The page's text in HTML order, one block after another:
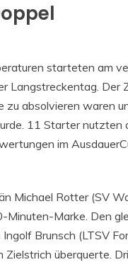
starteten am
Langstreckentag. Der
absolvieren waren
11 Starter nutzten
im
Michael Rotter (SV
Minuten-Marke. Den
Brunsch (LTSV
überquerte.